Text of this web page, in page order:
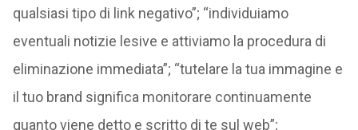
qualsiasi tipo di link negativo”; “individuiamo
eventuali notizie lesive e attiviamo la procedura di
eliminazione immediata”; “tutelare la tua immagine e
il tuo brand significa monitorare continuamente
quanto viene detto e scritto di te sul web”;